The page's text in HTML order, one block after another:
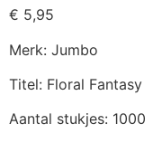
€ 5,95
Merk: Jumbo
Titel: Floral Fantasy
Aantal stukjes: 1000